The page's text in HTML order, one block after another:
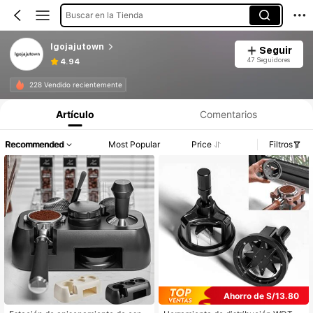
Buscar en la Tienda
Igojajutown
4.94
Seguir
47 Seguidores
228 Vendido recientemente
Artículo Comentarios
Recommended Most Popular Price Filtros
Ahorro de S/13.80